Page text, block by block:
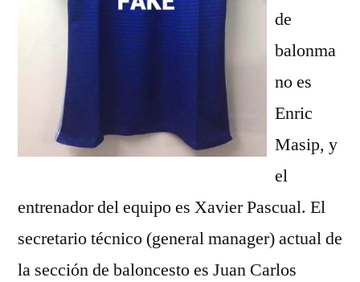
de
balonma
no es
Enric
Masip, y
el
entrenador del equipo es Xavier Pascual. El
secretario técnico (general manager) actual de
la sección de baloncesto es Juan Carlos